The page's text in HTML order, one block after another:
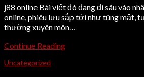
j88 online Bài viết đó đang đi sâu vào
online, phiêu lưu sắp tới như túng mật,
thường xuyên môn…
Continue Reading
Uncategorized